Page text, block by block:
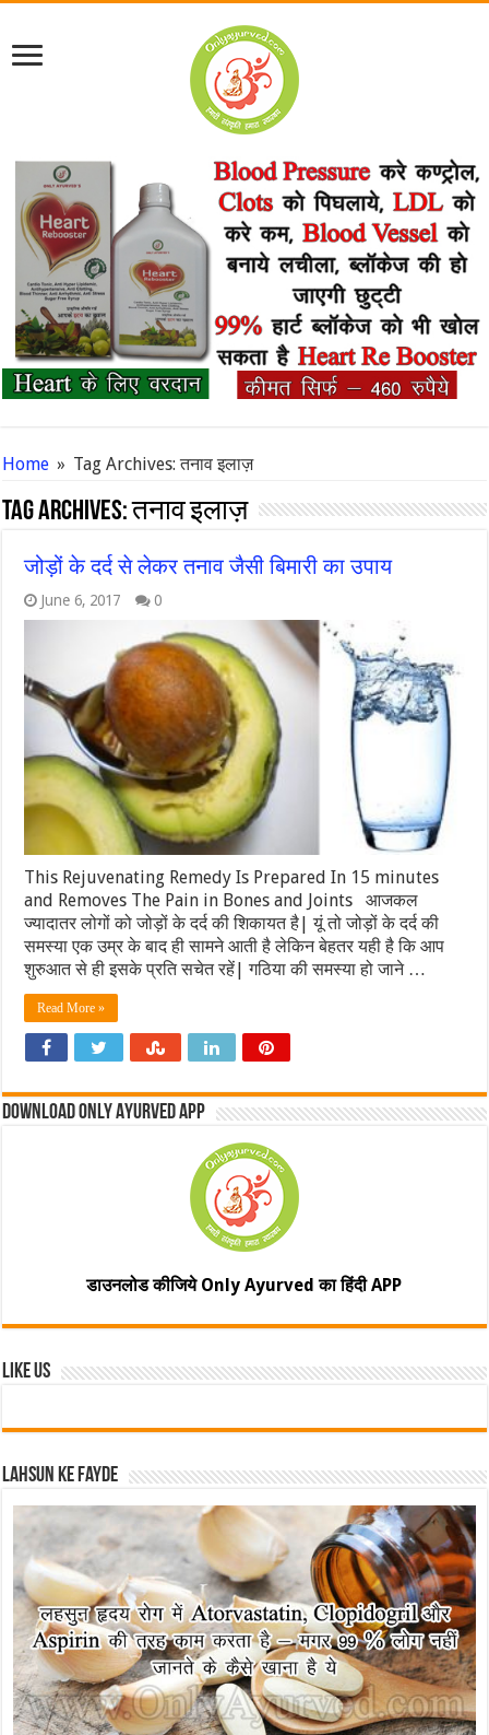
Home » Tag Archives: तनाव इलाज़
Tag Archives:तनाव इलाज़
जोड़ों के दर्द से लेकर तनाव जैसी बिमारी का उपाय
June 6, 2017 0
This Rejuvenating Remedy Is Prepared In 15 minutes
and Removes The Pain in Bones and Joints आजकल
ज्यादातर लोगों को जोड़ों के दर्द की शिकायत है| यूं तो जोड़ों के दर्द की
समस्या एक उम्र के बाद ही सामने आती है लेकिन बेहतर यही है कि आप
शुरुआत से ही इसके प्रति सचेत रहें| गठिया की समस्या हो जाने …
Read More »
Download Only Ayurved App
डाउनलोड कीजिये Only Ayurved का हिंदी APP
Like Us
Lahsun ke fayde